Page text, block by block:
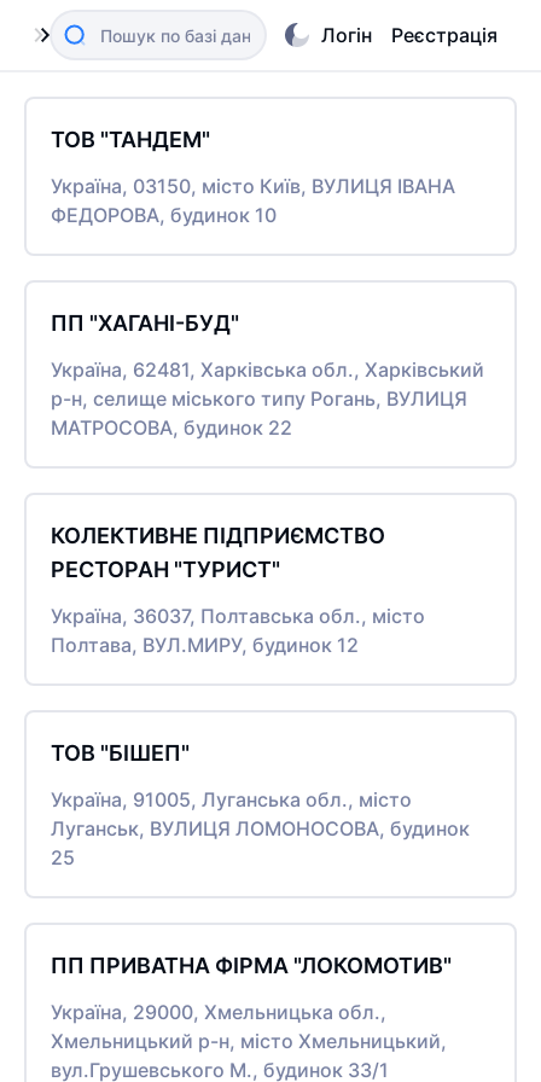
Логін Реєстрація
ТОВ "ТАНДЕМ"
Україна, 03150, місто Київ, ВУЛИЦЯ ІВАНА
ФЕДОРОВА, будинок 10
ПП "ХАГАНІ-БУД"
Україна, 62481, Харківська обл., Харківський
р-н, селище міського типу Рогань, ВУЛИЦЯ
МАТРОСОВА, будинок 22
КОЛЕКТИВНЕ ПІДПРИЄМСТВО
РЕСТОРАН "ТУРИСТ"
Україна, 36037, Полтавська обл., місто
Полтава, ВУЛ.МИРУ, будинок 12
ТОВ "БІШЕП"
Україна, 91005, Луганська обл., місто
Луганськ, ВУЛИЦЯ ЛОМОНОСОВА, будинок
25
ПП ПРИВАТНА ФІРМА "ЛОКОМОТИВ"
Україна, 29000, Хмельницька обл.,
Хмельницький р-н, місто Хмельницький,
вул.Грушевського М., будинок 33/1